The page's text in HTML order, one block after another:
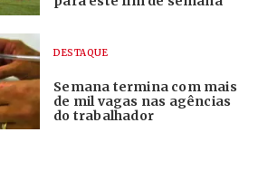
DESTAQUE
Semana termina com mais
de mil vagas nas agências
do trabalhador